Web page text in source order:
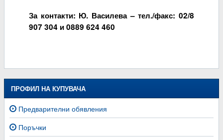
За контакти: Ю. Василева – тел./факс: 02/8
907 304 и 0889 624 460
ПРОФИЛ НА КУПУВАЧА
Предварителни обявления
Поръчки